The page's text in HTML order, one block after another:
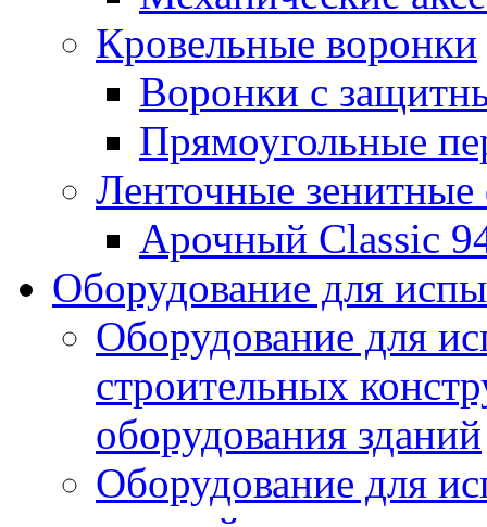
Кровельные воронки
Воронки с
Прямоугольные
Ленточные
Арочный Classic
Оборудование для
Оборудование для
строительных
оборудования зданий
Оборудование для